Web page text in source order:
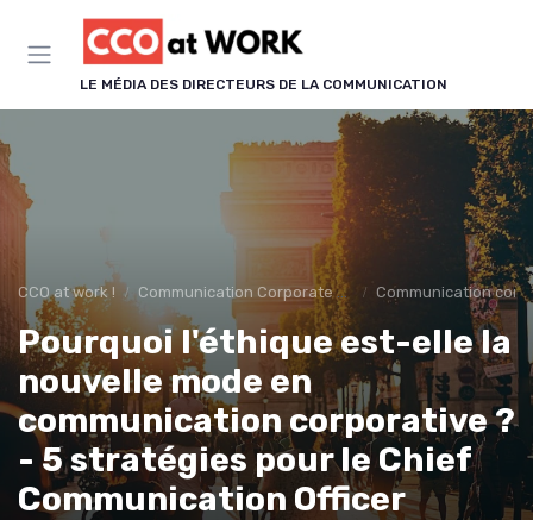
LE MÉDIA DES DIRECTEURS DE LA COMMUNICATION
CCO at work ! Communication Corporate & Institutionnelle Communication
Pourquoi l'éthique est-elle la
nouvelle mode en
communication corporative ?
- 5 stratégies pour le Chief
Communication Officer
Panneau de gestion des cookies